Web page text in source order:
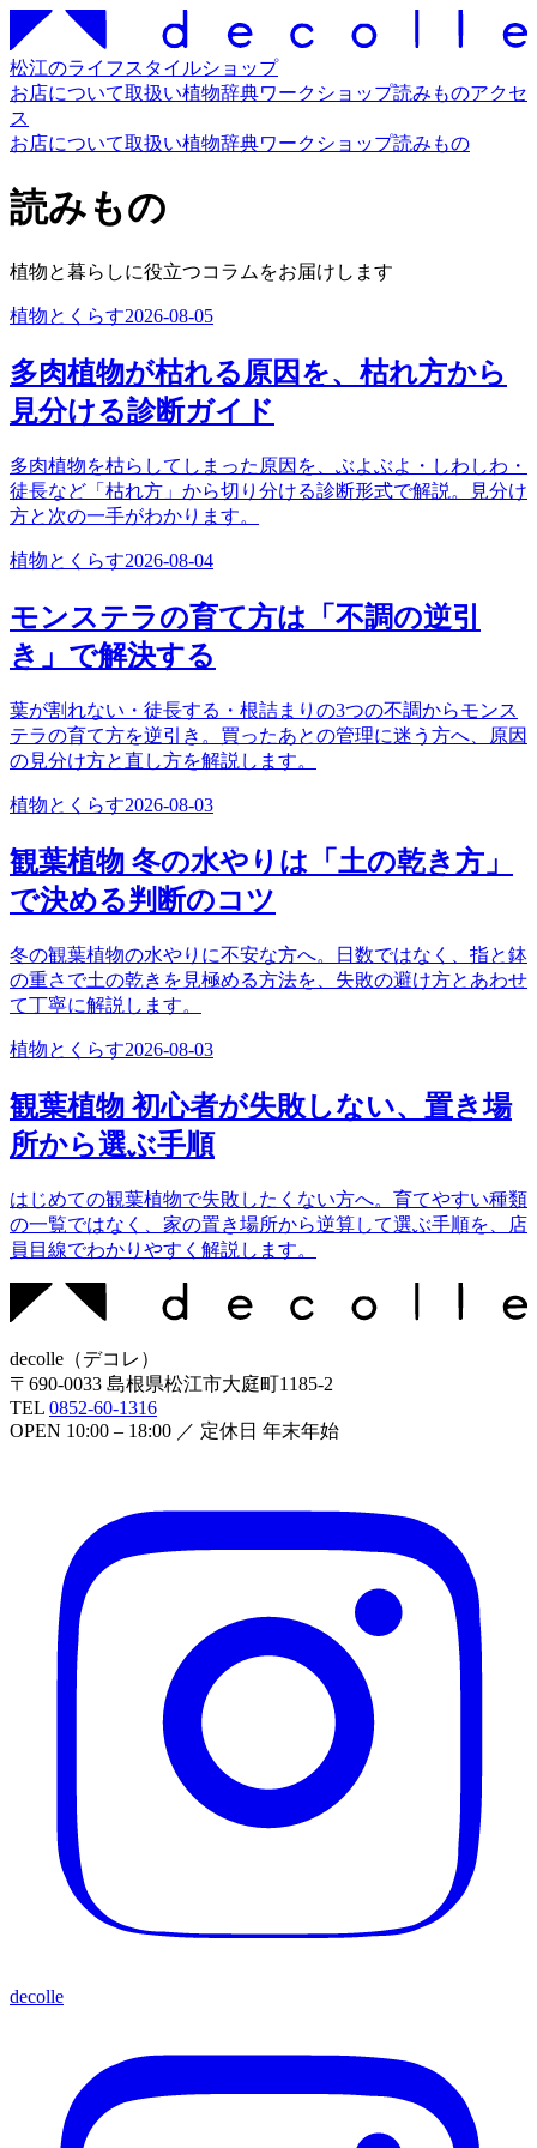
松江のライフスタイルショップ
お店について取扱い植物辞典ワークショップ読みものアクセ
ス
お店について取扱い植物辞典ワークショップ読みもの
読みもの
植物と暮らしに役立つコラムをお届けします
植物とくらす2026-08-05
多肉植物が枯れる原因を、枯れ方から
見分ける診断ガイド
多肉植物を枯らしてしまった原因を、ぶよぶよ・しわしわ・
徒長など「枯れ方」から切り分ける診断形式で解説。見分け
方と次の一手がわかります。
植物とくらす2026-08-04
モンステラの育て方は「不調の逆引
き」で解決する
葉が割れない・徒長する・根詰まりの3つの不調からモンス
テラの育て方を逆引き。買ったあとの管理に迷う方へ、原因
の見分け方と直し方を解説します。
植物とくらす2026-08-03
観葉植物 冬の水やりは「土の乾き方」
で決める判断のコツ
冬の観葉植物の水やりに不安な方へ。日数ではなく、指と鉢
の重さで土の乾きを見極める方法を、失敗の避け方とあわせ
て丁寧に解説します。
植物とくらす2026-08-03
観葉植物 初心者が失敗しない、置き場
所から選ぶ手順
はじめての観葉植物で失敗したくない方へ。育てやすい種類
の一覧ではなく、家の置き場所から逆算して選ぶ手順を、店
員目線でわかりやすく解説します。
decolle （デコレ ）
〒 690-0033 島根県松江市大庭町1185-2
TEL 0852-60-1316
OPEN 10:00 – 18:00 ／ 定休日 年末年始
decolle